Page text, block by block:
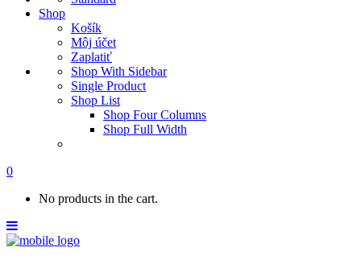
Shop
Košík
Môj účet
Zaplatiť
Shop With Sidebar
Single Product
Shop List
Shop Four Columns
Shop Full Width
0
No products in the cart.